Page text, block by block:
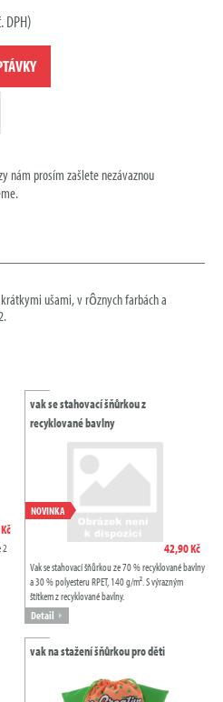
DPH)
nám prosím zašlete nezávaznou
ušami, v rôznych farbách a
2
vak se stahovací šňůrkou z
recyklované bavlny
NOVINKA
42,90 Kč
Vak se stahovací šňůrkou ze 70 % recyklované bavlny
a 30 % polyesteru RPET, 140 g/m². S výrazným
štítkem z recyklované bavlny.
Detail
vak na stažení šňůrkou pro děti